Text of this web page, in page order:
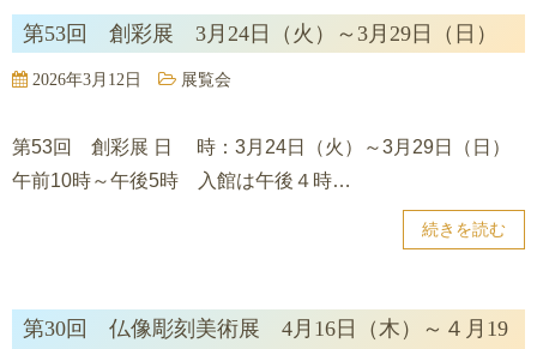
第53回 創彩展 3月24日（火）～3月29日（日）
2026年3月12日 展覧会
第53回 創彩展 日 時：3月24日（火）～3月29日（日）
午前10時～午後5時 入館は午後４時…
続きを読む
第30回 仏像彫刻美術展 4月16日（木）～４月19